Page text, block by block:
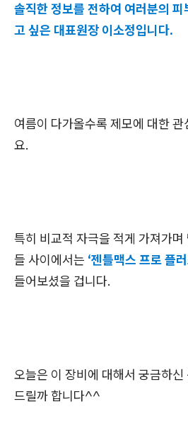
솔직한 정보를 전하여 여러분의
고 싶은 대표원장 이소정입니다.
여름이 다가올수록 제모에 대한
요.
특히 비교적 자극을 적게 가져가
들 사이에서는 ‘젠틀맥스 프로 플러
들어보셨을 겁니다.
오늘은 이 장비에 대해서 궁금하
드릴까 합니다^^